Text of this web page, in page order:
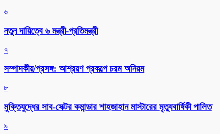
৬
নতুন দায়িত্বে ৬ মন্ত্রী-প্রতিমন্ত্রী
৭
সম্পাদকীয়/প্রসঙ্গ: আশ্রয়ণ প্রকল্পে চরম অনিয়ম
৮
মুক্তিযুদ্ধের সাব-সেক্টর কমান্ডার শাহজাহান মাস্টারের মৃত্যুবার্ষিকী পালিত
৯